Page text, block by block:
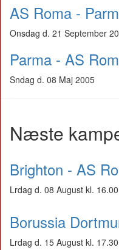
AS Roma -
Onsdag d. 21 September
Parma - AS
Sndag d. 08 Maj 2005
Næste
Brighton - AS
Lrdag d. 08 August kl. 16.00
Borussia
Lrdag d. 15 August kl. 17.30